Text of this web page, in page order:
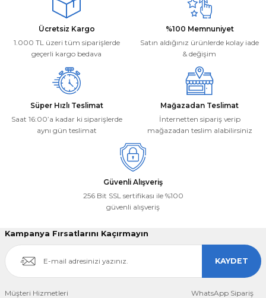
Ürün bilgilerinde hatalar bulunuyor.
Ürün fiyatı diğer sitelerden daha pahalı.
Bu ürüne benzer farklı alternatifler olmalı.
Deneyimini Paylaş
Ücretsiz Kargo
1.000 TL üzeri tüm siparişlerde
geçerli kargo bedava
%100 Memnuniyet
Satın aldığınız ürünlerde kolay iade
& değişim
Süper Hızlı Teslimat
Saat 16:00’a kadar ki siparişlerde
aynı gün teslimat
Mağazadan Teslimat
İnternetten sipariş verip
mağazadan teslim alabilirsiniz
Güvenli Alışveriş
256 Bit SSL sertifikası ile %100
güvenli alışveriş
Kampanya Fırsatlarını Kaçırmayın
KAYDET
Müşteri Hizmetleri
WhatsApp Sipariş